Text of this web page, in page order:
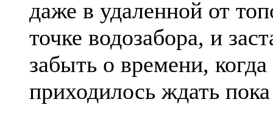
даже в удаленной от
точке водозабора, и
забыть о времени, когда
приходилось ждать пока